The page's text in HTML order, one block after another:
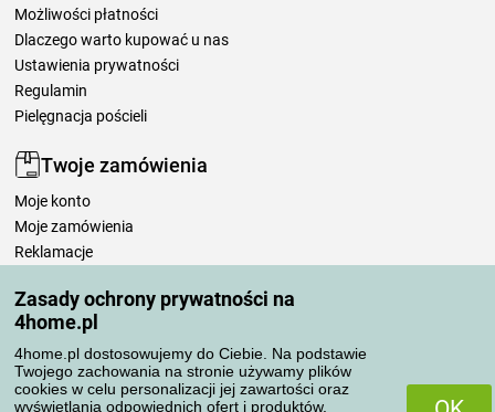
Zasady ochrony prywatności na
4home.pl
4home.pl dostosowujemy do Ciebie. Na podstawie
Twojego zachowania na stronie używamy plików
cookies w celu personalizacji jej zawartości oraz
wyświetlania odpowiednich ofert i produktów.
Możliwości płatności
Dlaczego warto kupować u nas
Ustawienia prywatności
Regulamin
Pielęgnacja pościeli
Twoje zamówienia
Moje konto
Moje zamówienia
Reklamacje
Zasady przetwarzania recenzji
Sposoby transportu